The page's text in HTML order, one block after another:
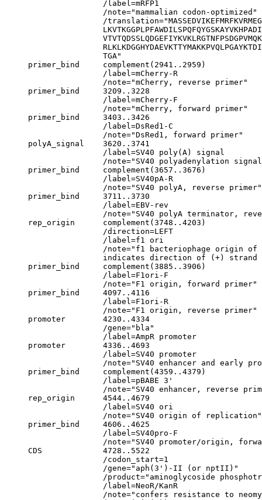
                     /label=mRFP1
                     /note="mammalian codon-optimized"
/
                     TGA"
     primer_bind     complement(2941..2959)
                     /label=mCherry-R
                     /note="mCherry, reverse primer"
     primer_bind     3209..3228
                     /label=mCherry-F
                     /note="mCherry, forward primer"
     primer_bind     3403..3426
                     /label=DsRed1-C
                     /note="DsRed1, forward primer"
     polyA_signal    3620..3741
                     /label=SV40 poly(A) signal
/note="SV40 polyadenylation
     primer_bind     complement(3657..3676)
                     /label=SV40pA-R
                     /note="SV40 polyA, reverse primer"
     primer_bind     3711..3730
                     /label=EBV-rev
/note="SV40 polyA terminator,
     rep_origin      complement(3748..4203)
                     /direction=LEFT
                     /label=f1 ori
/note="f1 bacteriophage origin
indicates direction of (+) strand
     primer_bind     complement(3885..3906)
                     /label=F1ori-F
                     /note="F1 origin, forward primer"
     primer_bind     4097..4116
                     /label=F1ori-R
                     /note="F1 origin, reverse primer"
     promoter        4230..4334
                     /gene="bla"
                     /label=AmpR promoter
     promoter        4336..4693
                     /label=SV40 promoter
/note="SV40 enhancer and early
     primer_bind     complement(4359..4379)
                     /label=pBABE 3'
/note="SV40 enhancer, reverse
     rep_origin      4544..4679
                     /label=SV40 ori
                     /note="SV40 origin of replication"
     primer_bind     4606..4625
                     /label=SV40pro-F
/note="SV40 promoter/origin,
     CDS             4728..5522
                     /codon_start=1
                     /gene="aph(3')-II (or nptII)"
/product="aminoglycoside
                     /label=NeoR/KanR
/note="confers resistance to